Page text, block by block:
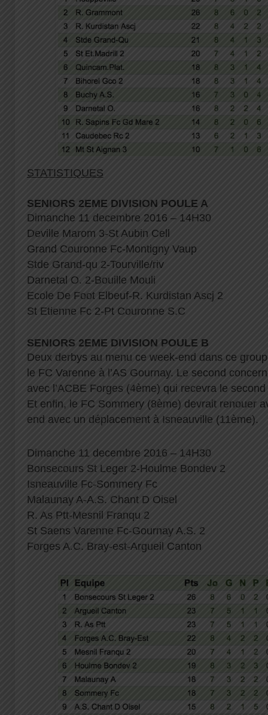
STATISTIQUES
SENIORS 2EME DIVISION POULE A
Dimanche 11 decembre 2016 – 14H30
Deville Marom 3-St Aubin Cell
Grand Couronne Fc-Montigny Vaup
Stde Grand-qu 2-Tourville/riv
Darnetal O. 2-Bouille Mouli
Ecole De Foot Elbeuf-R. Kurdistan Ascj 2
St Etienne Fc 2-Pt Couronne S.C
SENIORS 2EME DIVISION POULE B
Deux derbys au menu ce week-end dans ce
le FC Varenne à l’AS Gournay. Le second
avec l’ACBE Forges (4ème) qui recevra le
Et enfin, le FC Sommery (8ème) devrait renouer
end avec un déplacement à Isneauville (11ème).
Dimanche 11 decembre 2016 – 14H30
Bonsecours St Leger 2-Houlme Bondev 2
Isneauville Fc-Sommery Fc
Malaunay A-A.S. Chant D Oisel
R. As Ptt-Mesnil Franqu 2
St Saens Varenne Fc-Gournay A.S. 2
Forges A.C. Bray-est-Argueil Canton